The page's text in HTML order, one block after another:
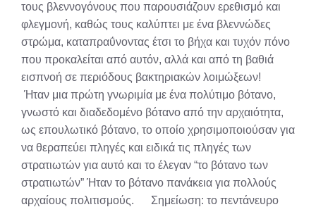
τους βλεννογόνους που παρουσιάζουν ερεθισμό και
φλεγμονή, καθώς τους καλύπτει με ένα βλεννώδες
στρώμα, καταπραΰνοντας έτσι το βήχα και τυχόν πόνο
που προκαλείται από αυτόν, αλλά και από τη βαθιά
εισπνοή σε περιόδους βακτηριακών λοιμώξεων!
Ήταν μια πρώτη γνωριμία με ένα πολύτιμο βότανο,
γνωστό και διαδεδομένο βότανο από την αρχαιότητα,
ως επουλωτικό βότανο, το οποίο χρησιμοποιούσαν για
να θεραπεύει πληγές και ειδικά τις πληγές των
στρατιωτών για αυτό και το έλεγαν “το βότανο των
στρατιωτών” Ήταν το βότανο πανάκεια για πολλούς
αρχαίους πολιτισμούς. Σημείωση: το πεντάνευρο